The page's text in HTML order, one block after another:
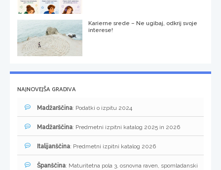
Karierne srede – Ne ugibaj, odkrij svoje
interese!
NAJNOVEJŠA GRADIVA
Madžarščina: Podatki o izpitu 2024
Madžarščina: Predmetni izpitni katalog 2025 in 2026
Italijanščina: Predmetni izpitni katalog 2026
Španščina: Maturitetna pola 3, osnovna raven, spomladanski